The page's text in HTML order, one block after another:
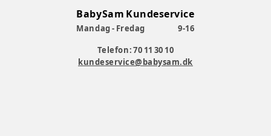
BabySam Kundeservice
Mandag - Fredag
9-16
Telefon: 70 11 30 10
kundeservice@babysam.dk